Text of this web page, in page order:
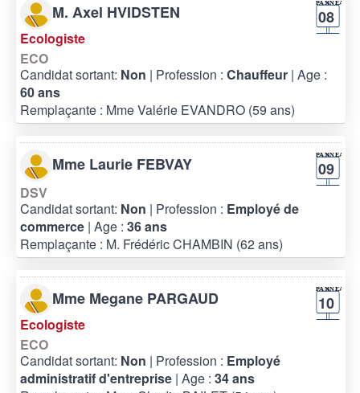
M. Axel HVIDSTEN 08
Ecologiste
ECO
Candidat sortant: Non | Profession : Chauffeur | Age :
60 ans
Remplaçante : Mme Valérie EVANDRO (59 ans)
Mme Laurie FEBVAY 09
DSV
Candidat sortant: Non | Profession : Employé de
commerce | Age : 36 ans
Remplaçante : M. Frédéric CHAMBIN (62 ans)
Mme Megane PARGAUD 10
Ecologiste
ECO
Candidat sortant: Non | Profession : Employé
administratif d'entreprise | Age : 34 ans